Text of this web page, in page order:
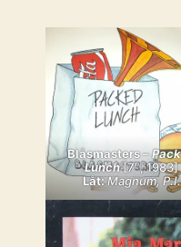
Blåsmasters –
Lunch[7″, 1983]
Låt:Magnum, P.I.